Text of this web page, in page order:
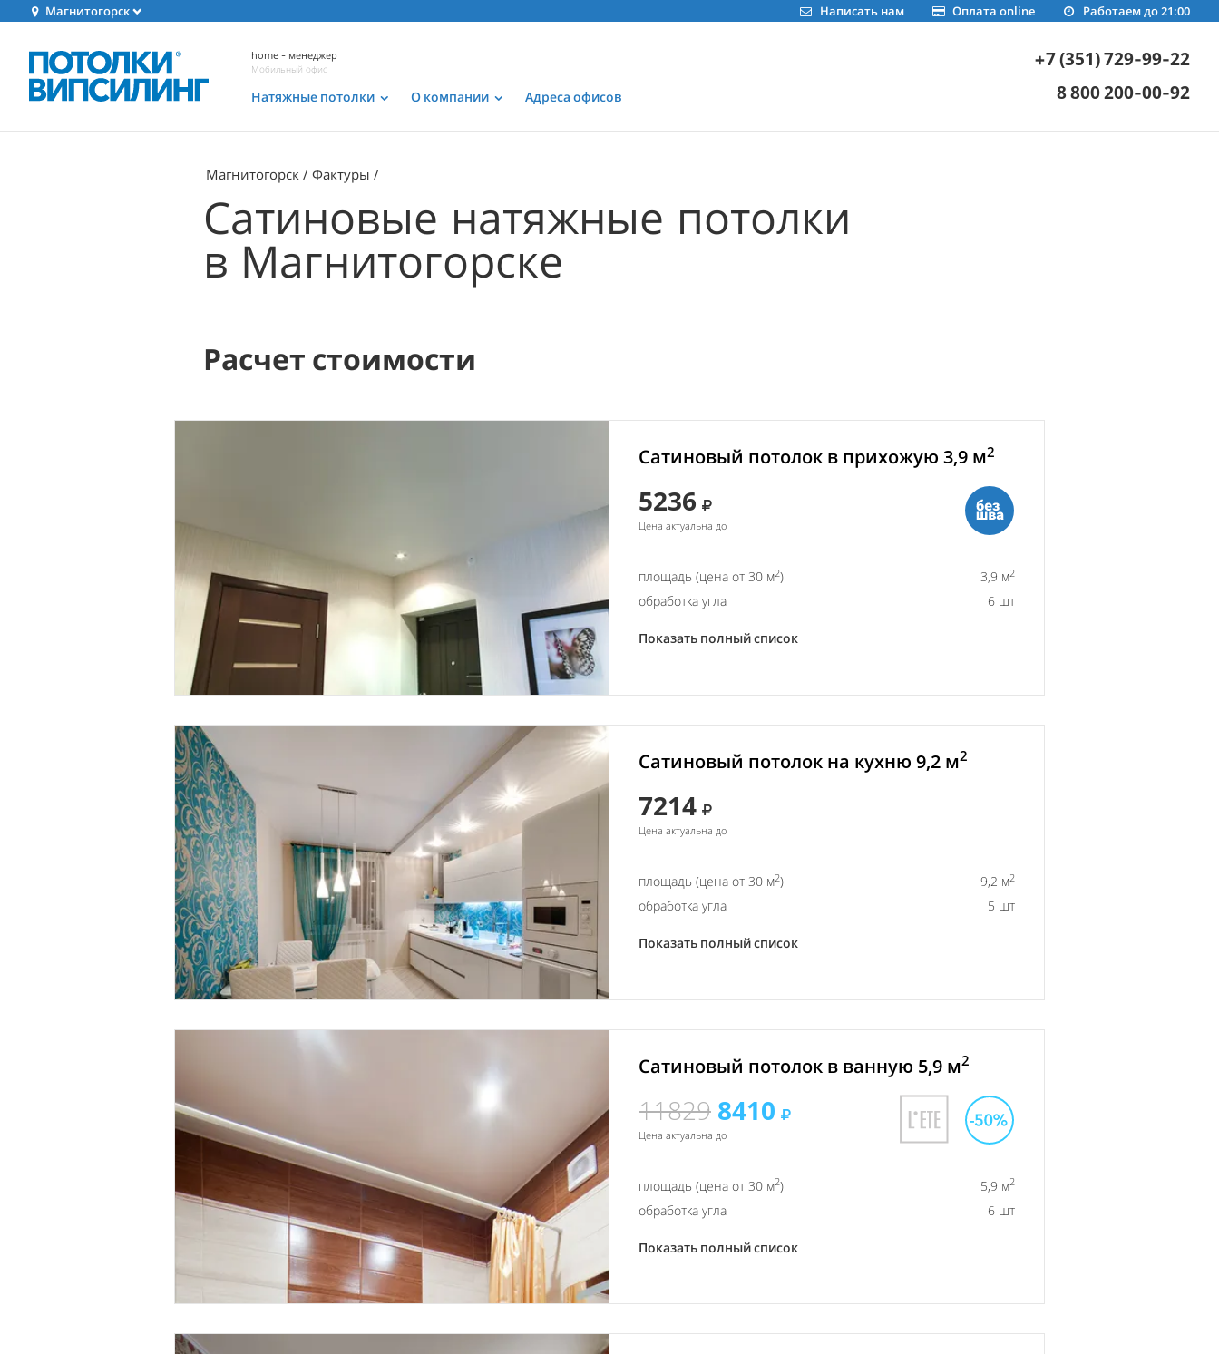
Магнитогорск Работаем до 21:00
Оплата online
Написать нам
home - менеджер
Мобильный офис
Натяжные потолки О компании Адреса офисов
+7 (351) 729-99-22
8 800 200-00-92
Магнитогорск Фактуры
Сатиновые натяжные потолки
в Магнитогорске
Расчет стоимости
Сатиновый потолок в прихожую 3,9 м2
5236
Цена актуальна до
площадь (цена от 30 м2) 3,9 м2
обработка угла 6 шт
Показать полный список
Сатиновый потолок на кухню 9,2 м2
7214
Цена актуальна до
площадь (цена от 30 м2) 9,2 м2
обработка угла 5 шт
Показать полный список
Сатиновый потолок в ванную 5,9 м2
11829 8410
Цена актуальна до
площадь (цена от 30 м2) 5,9 м2
обработка угла 6 шт
Показать полный список